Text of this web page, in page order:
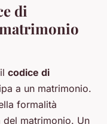
di
codice di
a un matrimonio.
formalità
del matrimonio. Un